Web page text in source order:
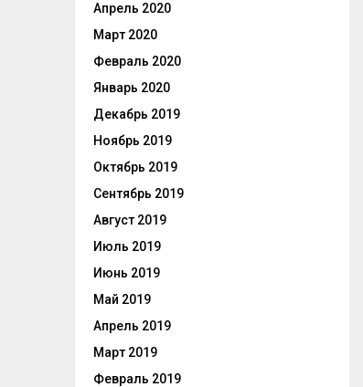
Апрель 2020
Март 2020
Февраль 2020
Январь 2020
Декабрь 2019
Ноябрь 2019
Октябрь 2019
Сентябрь 2019
Август 2019
Июль 2019
Июнь 2019
Май 2019
Апрель 2019
Март 2019
Февраль 2019